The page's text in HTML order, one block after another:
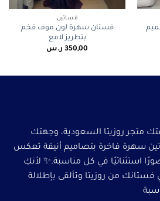
فساتين
فستان سهرة لون موف فخم
بتطريز لامع
350,00 ر.س
متجر روزيتا السعودية، وجهتك
سهرة فاخرة بتصاميم أنيقة تعكس
استثنائيًا في كل مناسبة.✨ لأنكِ
من روزيتا وتألقى بإطلالة